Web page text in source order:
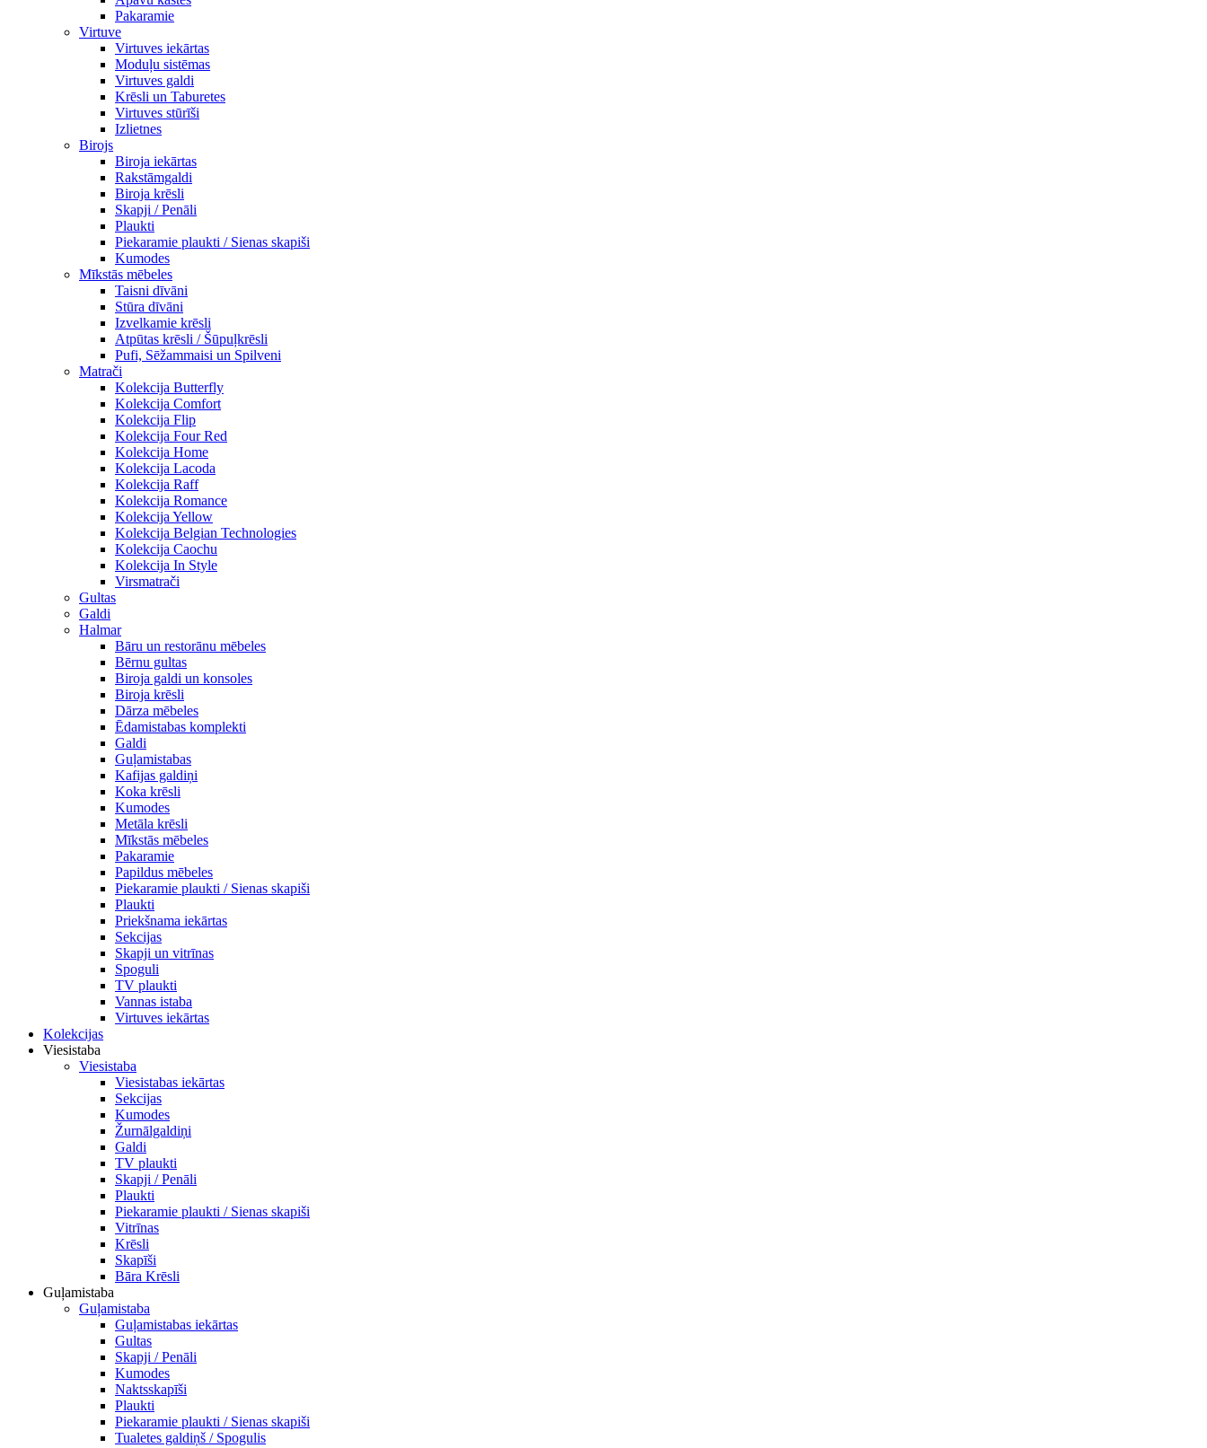
Pakaramie
Virtuve
Virtuves iekārtas
Moduļu sistēmas
Virtuves galdi
Krēsli un Taburetes
Virtuves stūrīši
Izlietnes
Birojs
Biroja iekārtas
Rakstāmgaldi
Biroja krēsli
Skapji / Penāli
Plaukti
Piekaramie plaukti / Sienas skapiši
Kumodes
Mīkstās mēbeles
Taisni dīvāni
Stūra dīvāni
Izvelkamie krēsli
Atpūtas krēsli / Šūpuļkrēsli
Pufi, Sēžammaisi un Spilveni
Matrači
Kolekcija Butterfly
Kolekcija Comfort
Kolekcija Flip
Kolekcija Four Red
Kolekcija Home
Kolekcija Lacoda
Kolekcija Raff
Kolekcija Romance
Kolekcija Yellow
Kolekcija Belgian Technologies
Kolekcija Caochu
Kolekcija In Style
Virsmatrači
Gultas
Galdi
Halmar
Bāru un restorānu mēbeles
Bērnu gultas
Biroja galdi un konsoles
Biroja krēsli
Dārza mēbeles
Ēdamistabas komplekti
Galdi
Guļamistabas
Kafijas galdiņi
Koka krēsli
Kumodes
Metāla krēsli
Mīkstās mēbeles
Pakaramie
Papildus mēbeles
Piekaramie plaukti / Sienas skapiši
Plaukti
Priekšnama iekārtas
Sekcijas
Skapji un vitrīnas
Spoguli
TV plaukti
Vannas istaba
Virtuves iekārtas
Kolekcijas
Viesistaba
Viesistaba
Viesistabas iekārtas
Sekcijas
Kumodes
Žurnālgaldiņi
Galdi
TV plaukti
Skapji / Penāli
Plaukti
Piekaramie plaukti / Sienas skapiši
Vitrīnas
Krēsli
Skapīši
Bāra Krēsli
Guļamistaba
Guļamistaba
Guļamistabas iekārtas
Gultas
Skapji / Penāli
Kumodes
Naktsskapīši
Plaukti
Piekaramie plaukti / Sienas skapiši
Tualetes galdiņš / Spogulis